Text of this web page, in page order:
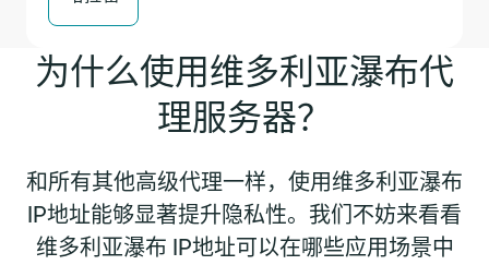
为什么使用维多利亚瀑布代
理服务器？
和所有其他高级代理一样，使用维多利亚瀑布
IP地址能够显著提升隐私性。我们不妨来看看
维多利亚瀑布 IP地址可以在哪些应用场景中